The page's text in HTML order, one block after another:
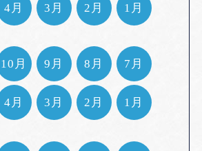
4月 3月 2月 1月
10月 9月 8月 7月
4月 3月 2月 1月